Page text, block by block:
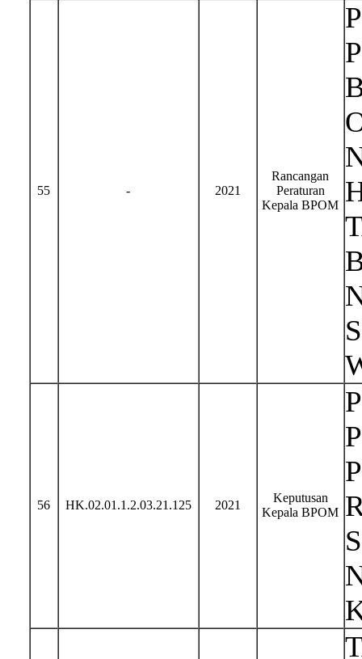
55 - 2021
Rancangan
Peraturan
Kepala BPOM
56 HK.02.01.1.2.03.21.125 2021
Keputusan
Kepala BPOM